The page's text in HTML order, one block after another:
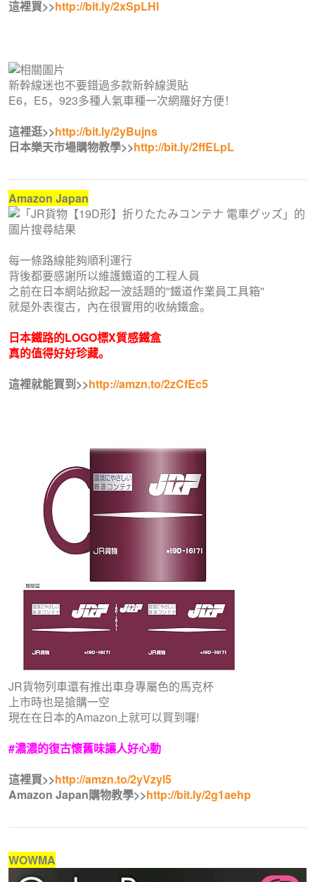
這裡買>>http://bit.ly/2xSpLHl
新幹線迷也不要錯過多款新幹線燙貼
E6，E5，923多種人氣車種一次網羅好方便！
這裡逛>>http://bit.ly/2yBujns
日本樂天市場購物教學>>http://bit.ly/2ffELpL
Amazon Japan
每一條路線能夠順利運行
背後都要感謝所以維護鐵道的工程人員
之前在日本網站掀起一波話題的''鐵道作業員工具箱''
就是外表復古，內在很實用的收納鐵盒。
日本鐵路的LOGO標X質感鐵盒
真的值得好好珍藏。
這裡就能買到>>http://amzn.to/2zCfEc5
JR貨物列車還有推出車身專屬色的馬克杯
上市時也是搶購一空
現在在日本的Amazon上就可以買到囉!
#濃濃的復古懷舊味讓人好心動
這裡買>>http://amzn.to/2yVzyl5
Amazon Japan購物教學>>http://bit.ly/2g1aehp
WOWMA